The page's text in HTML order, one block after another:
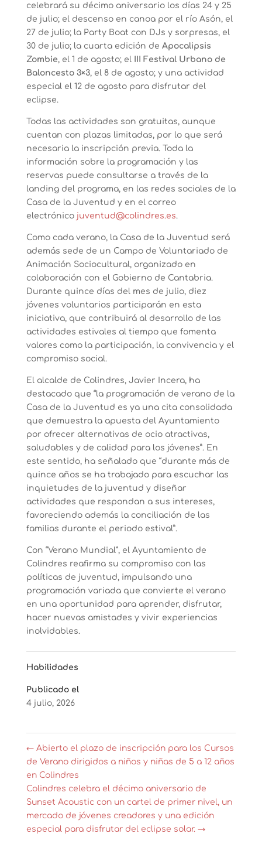
celebrará su décimo aniversario los días 24 y 25
de julio; el descenso en canoa por el río Asón, el
27 de julio; la Party Boat con DJs y sorpresas, el
30 de julio; la cuarta edición de Apocalipsis
Zombie, el 1 de agosto; el
III Festival Urbano de
Baloncesto 3×3, el 8 de agosto; y una actividad
especial el 12 de agosto para disfrutar del
eclipse.
Todas las actividades son gratuitas, aunque
cuentan con plazas limitadas, por lo que será
necesaria la inscripción previa. Toda la
información sobre la programación y las
reservas puede consultarse a través de la
landing del programa, en las redes sociales de la
Casa de la Juventud y en el correo
electrónico juventud@colindres.es.
Como cada verano, la Casa de la Juventud será
además sede de un Campo de Voluntariado de
Animación Sociocultural, organizado en
colaboración con el Gobierno de Cantabria.
Durante quince días del mes de julio, diez
jóvenes voluntarios participarán en esta
iniciativa, que contribuirá al desarrollo de las
actividades estivales al tiempo que fomenta
valores como la participación, la convivencia y el
compromiso social.
El alcalde de Colindres, Javier Incera, ha
destacado que “la programación de verano de la
Casa de la Juventud es ya una cita consolidada
que demuestra la apuesta del Ayuntamiento
por ofrecer alternativas de ocio atractivas,
saludables y de calidad para los jóvenes”. En
este sentido, ha señalado que “durante más de
quince años se ha trabajado para escuchar las
inquietudes de la juventud y diseñar
actividades que respondan a sus intereses,
favoreciendo además la conciliación de las
familias durante el periodo estival”.
Con “Verano Mundial”, el Ayuntamiento de
Colindres reafirma su compromiso con las
políticas de juventud, impulsando una
programación variada que convierte el verano
en una oportunidad para aprender, disfrutar,
hacer nuevas amistades y vivir experiencias
inolvidables.
Habilidades
Publicado el
4 julio, 2026
←Abierto el plazo de inscripción para los Cursos
de Verano dirigidos a niños y niñas de 5 a 12 años
en Colindres
Colindres celebra el décimo aniversario de
Sunset Acoustic con un cartel de primer nivel, un
mercado de jóvenes creadores y una edición
especial para disfrutar del eclipse solar. →